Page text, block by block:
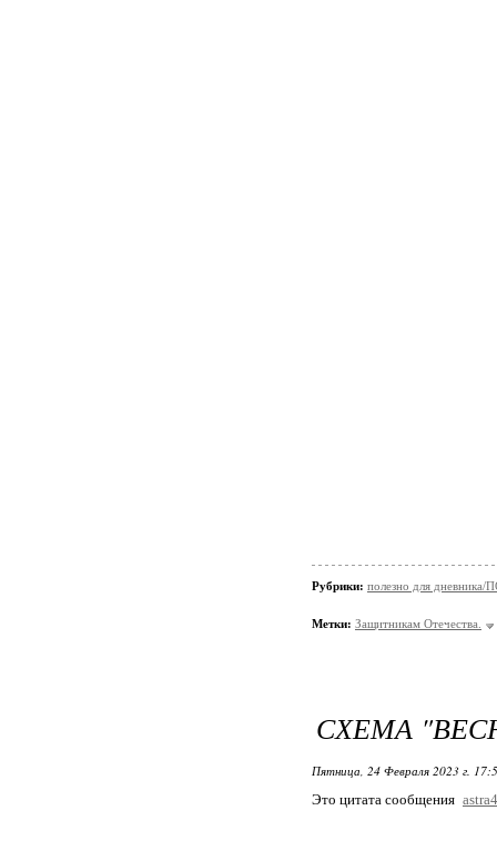
Рубрики: полезно для
Метки: Защитникам Отечества.
СХЕМА
Пятница, 24 Февраля 2023 г.
Это цитата сообщения astra4